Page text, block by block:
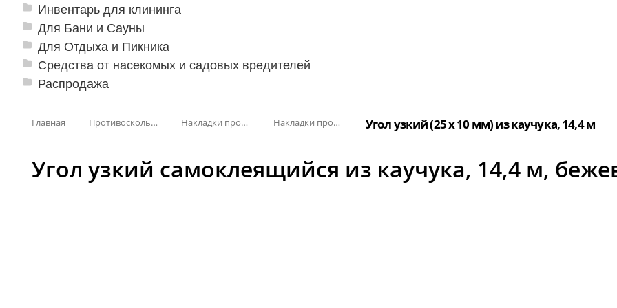
Инвентарь для клининга
Для Бани и Сауны
Для Отдыха и Пикника
Средства от насекомых и садовых вредителей
Распродажа
Главная Противоскользящая защита для лестниц, профили, ленты Накладки противоскользящие резиновые Накладки противоскользящие из каучука Угол узкий (25 x 10 мм) из каучука, 14,4 м
Угол узкий самоклеящийся из каучука, 14,4 м,